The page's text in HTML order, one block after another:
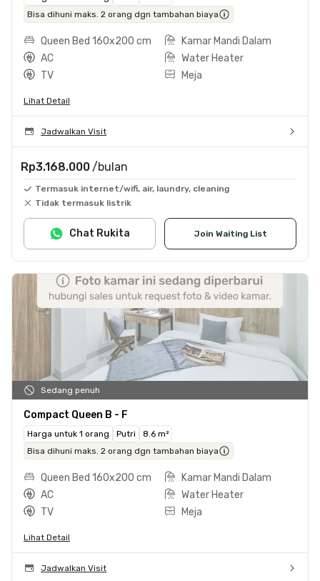
Bisa dihuni maks. 2 orang dgn tambahan biaya
Queen Bed 160x200 cm
Kamar Mandi Dalam
AC
Water Heater
TV
Meja
Lihat Detail
Jadwalkan Visit
Rp3.168.000 /bulan
Termasuk internet/wifi, air, laundry, cleaning
Tidak termasuk listrik
Join Waiting List
Chat Rukita
Sedang penuh
Compact Queen B - F
Harga untuk 1 orang Putri
8.6 m²
Bisa dihuni maks. 2 orang dgn tambahan biaya
Queen Bed 160x200 cm
Kamar Mandi Dalam
AC
Water Heater
TV
Meja
Lihat Detail
Jadwalkan Visit